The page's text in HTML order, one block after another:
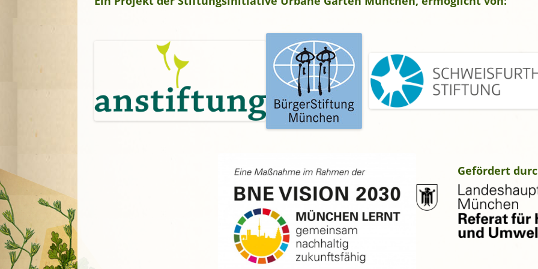
Mikrofarm Ingelsberg:
Gartenparzellen für Hobby-
Gartler
Prälatengarten im Kloster
Schäftlarn
Umweltgarten Neubiberg
Gefördert